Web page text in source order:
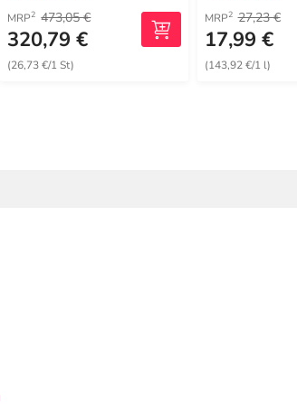
MRP2 473,05 €
320,79 €
(26,73 €/1 St)
MRP2 27,23 €
17,99 €
(143,92 €/1 l)